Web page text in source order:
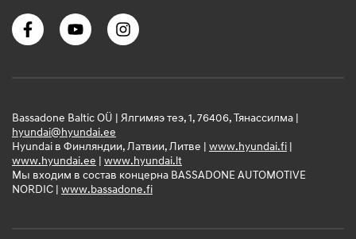
Bassadone Baltic OÜ | Ялгимяэ теэ, 1, 76406, Тянассилма |
hyundai@hyundai.ee
Hyundai в Финляндии, Латвии, Литве | www.hyundai.fi |
www.hyundai.ee | www.hyundai.lt
Мы входим в состав концерна BASSADONE AUTOMOTIVE
NORDIC | www.bassadone.fi